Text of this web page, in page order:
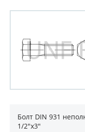
Болт DIN 931
1/2"х3"